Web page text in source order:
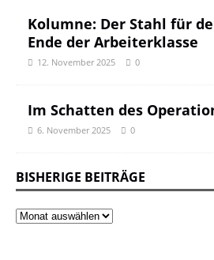
Kolumne: Der Stahl für
Ende der Arbeiterklasse
12. November 2025 0
Im Schatten des
6. November 2025 0
BISHERIGE BEITRÄGE